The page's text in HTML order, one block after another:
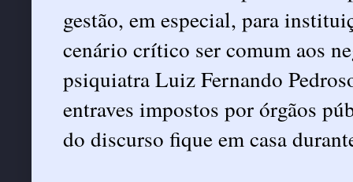
gestão, em especial, para
cenário crítico ser comum aos
psiquiatra Luiz Fernando
entraves impostos por órgãos
do discurso fique em casa